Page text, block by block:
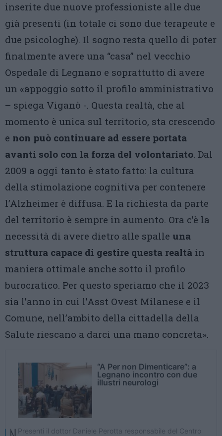
inserite due nuove professioniste alle due
già presenti (in totale ci sono due terapeute e
due psicologhe). Il sogno resta quello di poter
finalmente avere una “casa” nel vecchio
Ospedale di Legnano e soprattutto di avere
un «appoggio sotto il profilo amministrativo
– spiega Viganò -. Questa realtà, che al
momento è unica sul territorio, sta crescendo
e non può continuare ad essere portata
avanti solo con la forza del volontariato. Dal
2009 a oggi tanto è stato fatto: la cultura
della stimolazione cognitiva per contenere
l’Alzheimer è diffusa. E la richiesta da parte
del territorio è sempre in aumento. Ora c’è la
necessità di avere dietro alle spalle una
struttura capace di gestire questa realtà in
maniera ottimale anche sotto il profilo
burocratico. Per questo speriamo che il 2023
sia l’anno in cui l’Asst Ovest Milanese e il
Comune, nell’ambito della cittadella della
Salute riescano a darci una mano concreta».